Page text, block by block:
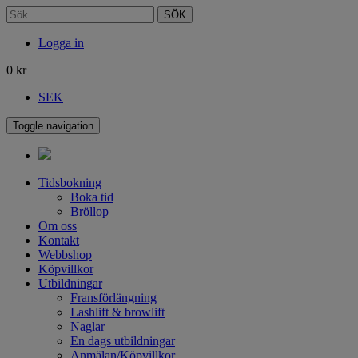
SÖK
Logga in
0 kr
SEK
Toggle navigation
Tidsbokning
Boka tid
Bröllop
Om oss
Kontakt
Webbshop
Köpvillkor
Utbildningar
Fransförlängning
Lashlift & browlift
Naglar
En dags utbildningar
Anmälan/Köpvillkor